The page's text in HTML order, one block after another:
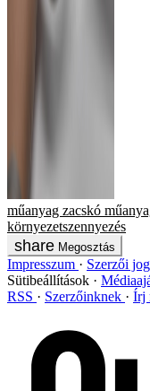
műanyag zacskó
környezetszennyezés
Megosztás
Impresszum Szerzői
Sütibeállítások
RSS
Szerzőinknek Írj